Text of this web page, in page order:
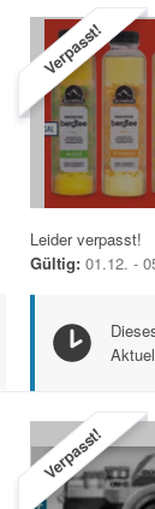
Verpasst!
Leider verpasst!
Gültig: 01.12. -
Verpasst!